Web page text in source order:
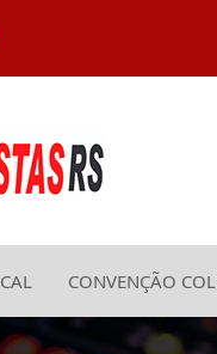
CONVENÇÃO